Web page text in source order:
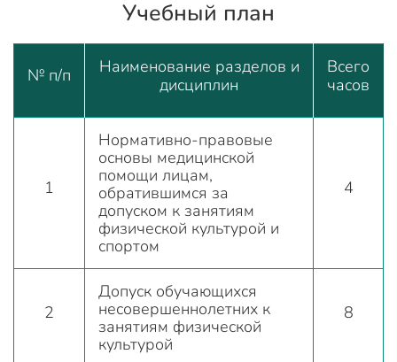
Учебный план
№ п/п
Наименование разделов и
дисциплин
Всего
часов
1
Нормативно-правовые
основы медицинской
помощи лицам,
обратившимся за
допуском к занятиям
физической культурой и
спортом
4
2
Допуск обучающихся
несовершеннолетних к
занятиям физической
культурой
8